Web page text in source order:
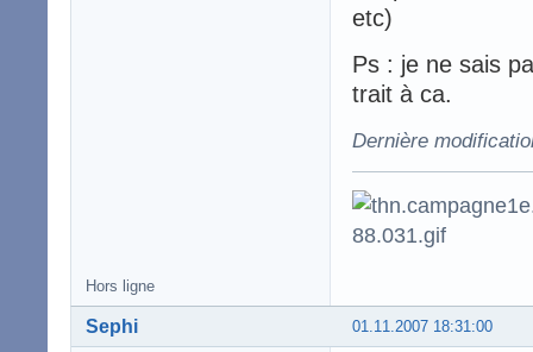
etc)
Ps : je ne sais
trait à ca.
Dernière
Hors ligne
01.11.2007 18:31:00
Sephi